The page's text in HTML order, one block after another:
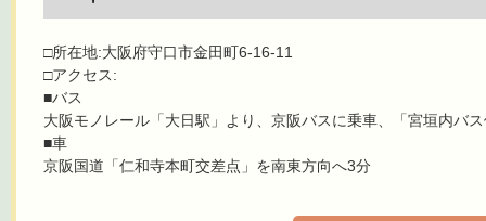
□所在地:大阪府守口市金田町6-16-11
□アクセス:
■バス
大阪モノレール「大日駅」より、京阪バスに乗車、「宮垣内バ
■車
京阪国道「仁和寺本町交差点」を南東方向へ3分